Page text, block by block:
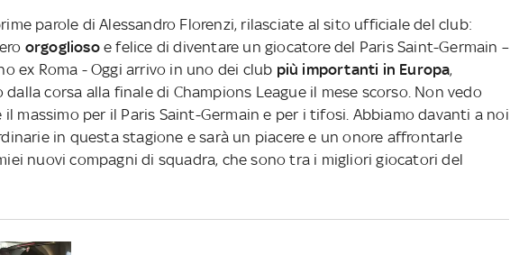
parole di Alessandro Florenzi, rilasciate al sito ufficiale del club:
orgogliosoe felice di diventare un giocatore del Paris Saint-Germain –
ex Roma - Oggi arrivo in uno dei club più importanti in Europa,
corsa alla finale di Champions League il mese scorso. Non vedo
il massimo per il Paris Saint-Germain e per i tifosi. Abbiamo davanti a noi
in questa stagione e sarà un piacere e un onore affrontarle
nuovi compagni di squadra, che sono tra i migliori giocatori del